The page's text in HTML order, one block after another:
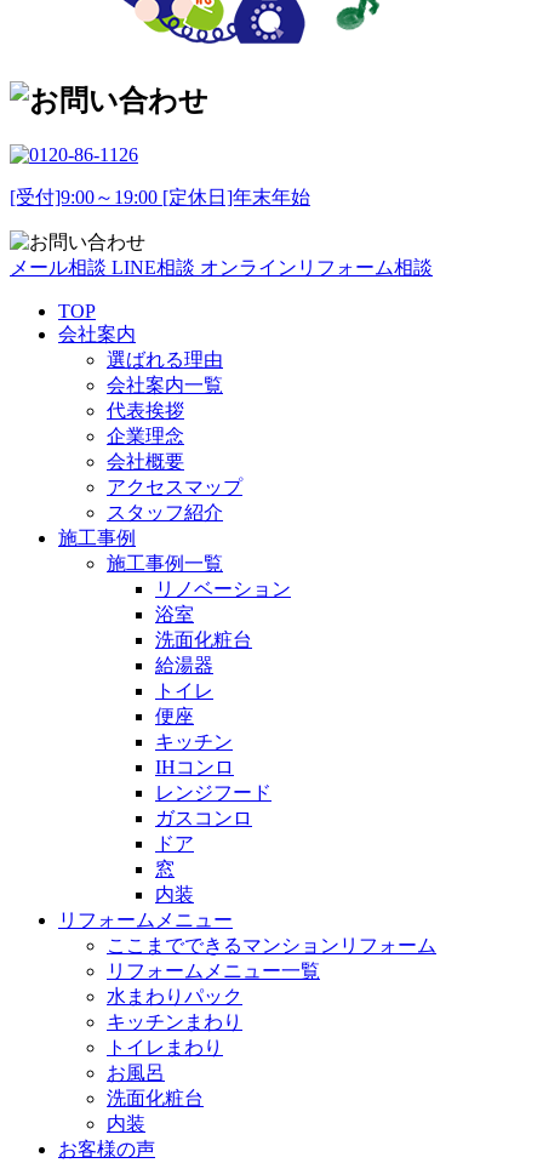
[受付]9:00～19:00 [定休日]年末年始
メール相談 LINE相談 オンラインリフォーム相談
TOP
会社案内
選ばれる理由
会社案内一覧
代表挨拶
企業理念
会社概要
アクセスマップ
スタッフ紹介
施工事例
施工事例一覧
リノベーション
浴室
洗面化粧台
給湯器
トイレ
便座
キッチン
IHコンロ
レンジフード
ガスコンロ
ドア
窓
内装
リフォームメニュー
ここまでできるマンションリフォーム
リフォームメニュー一覧
水まわりパック
キッチンまわり
トイレまわり
お風呂
洗面化粧台
内装
お客様の声